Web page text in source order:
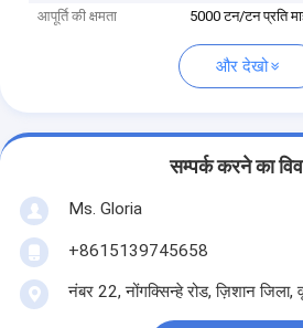
आपूर्ति की क्षमता
5000 टन/टन प्रति
और देखो
सम्पर्क करने का
Ms. Gloria
+8615139745658
नंबर 22, नोंगक्सिन्हे रोड, ज़िशान जिला,